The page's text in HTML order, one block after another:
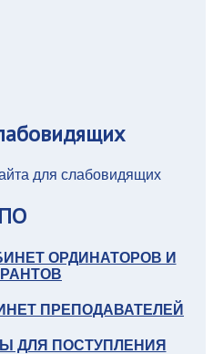
для слабовидящих
ОРДИНАТОРОВ И
ПРЕПОДАВАТЕЛЕЙ
ДЛЯ ПОСТУПЛЕНИЯ